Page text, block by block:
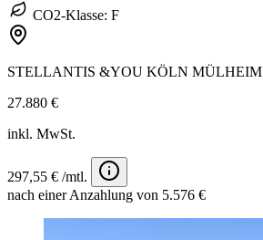
CO2-Klasse: F
STELLANTIS &YOU KÖLN MÜLHEIM
27.880 €
inkl. MwSt.
297,55 € /mtl.
nach einer Anzahlung von 5.576 €